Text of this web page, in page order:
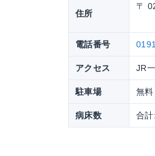
住所
〒
電話番号
アクセス JR
駐車場 無
病床数 合